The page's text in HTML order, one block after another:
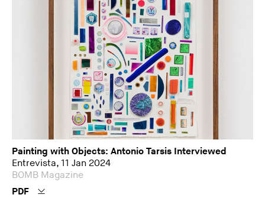
Painting with Objects: Antonio Tarsis Interviewed
Entrevista, 11 Jan 2024
BOMB Magazine
PDF